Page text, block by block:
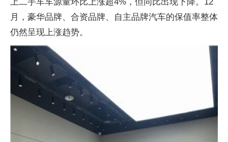
月，豪华品牌、合资品牌、自主品牌汽车的保值率整体
仍然呈现上涨趋势。